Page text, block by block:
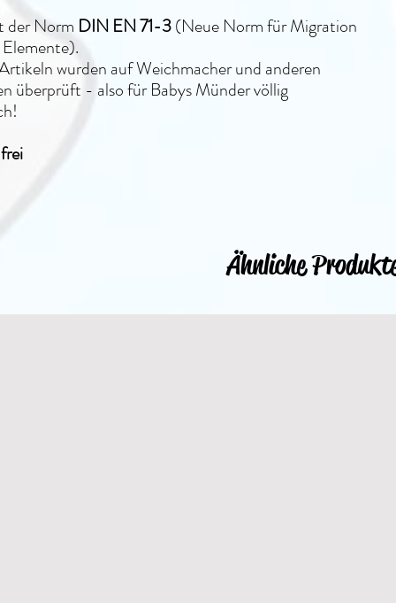
der Norm DIN EN 71-3(Neue Norm für Migration
wurden auf Weichmacher und anderen
überprüft - also für Babys Münder völlig
Ähnliche